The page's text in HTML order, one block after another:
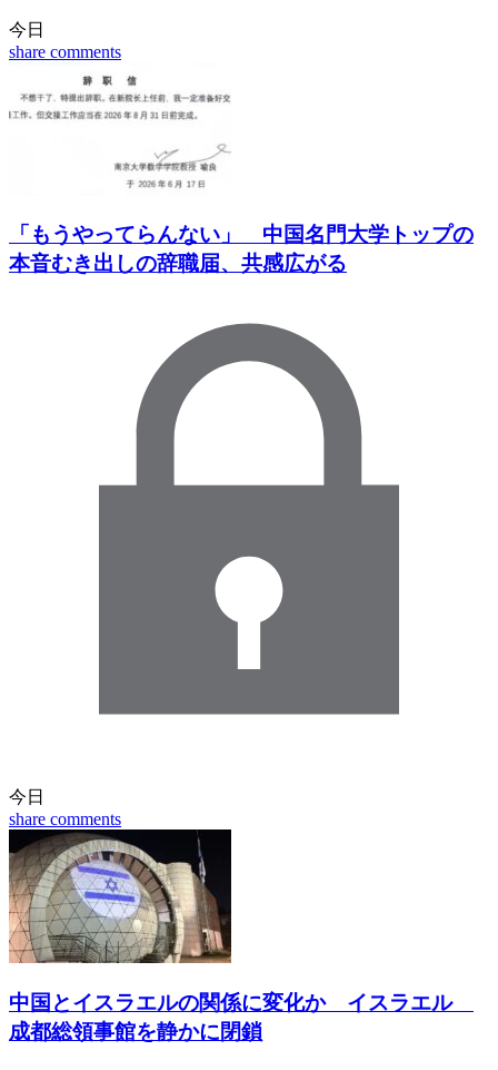
今日
share comments
「もうやってらんない」 中国名門大学トップの
本音むき出しの辞職届、共感広がる
今日
share comments
中国とイスラエルの関係に変化か イスラエル
成都総領事館を静かに閉鎖